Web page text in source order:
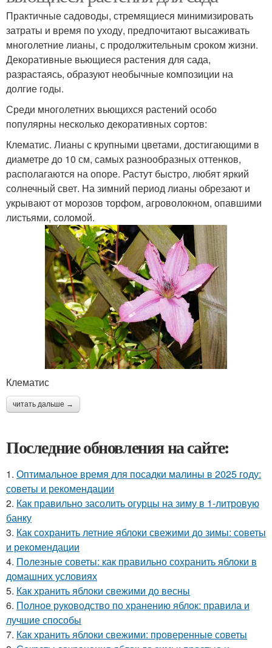
Практичные садоводы, стремящиеся минимизировать
затраты и время по уходу, предпочитают высаживать
многолетние лианы, с продолжительным сроком жизни.
Декоративные вьющиеся растения для сада,
разрастаясь, образуют необычные композиции на
долгие годы.
Среди многолетних вьющихся растений особо
популярны несколько декоративных сортов:
Клематис. Лианы с крупными цветами, достигающими в
диаметре до 10 см, самых разнообразных оттенков,
располагаются на опоре. Растут быстро, любят яркий
солнечный свет. На зимний период лианы обрезают и
укрывают от морозов торфом, агроволокном, опавшими
листьями, соломой.
Клематис
читать дальше →
Последние обновления на сайте:
1. Оптимальное время для посадки малины в 2025 году:
советы и рекомендации
2. Как правильно засолить огурцы на зиму в 1-литровую
банку
3. Как сохранить летние яблоки свежими до зимы: советы
и рекомендации
4. Полезные советы: как правильно сохранить яблоки в
домашних условиях
5. Как хранить яблоки свежими до весны
6. Полное руководство по хранению яблок: правила и
лучшие способы
7. Как хранить яблоки свежими: проверенные советы